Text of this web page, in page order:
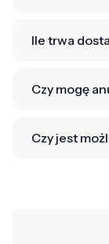
Ile trwa
Czy mogę
Czy jest